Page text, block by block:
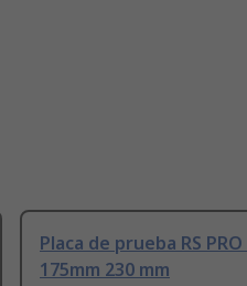
Placa de prueba RS
175mm 230 mm